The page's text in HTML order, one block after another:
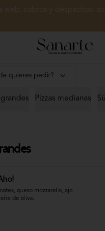
web, cobros y despachos:
de navegación
quieres pedir?
grandes Pizzas medianas
queso mozzarella, ajo
de oliva.